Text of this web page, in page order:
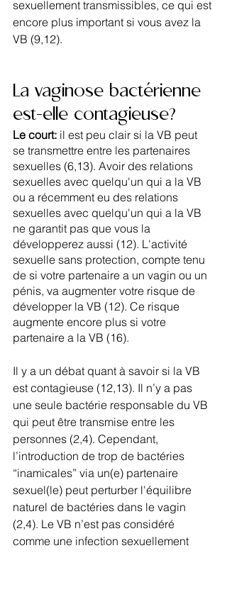
sexuellement transmissibles, ce qui est
encore plus important si vous avez la
VB (9,12).
La vaginose bactérienne
est-elle contagieuse?
Le court: il est peu clair si la VB peut
se transmettre entre les partenaires
sexuelles (6,13). Avoir des relations
sexuelles avec quelqu'un qui a la VB
ou a récemment eu des relations
sexuelles avec quelqu'un qui a la VB
ne garantit pas que vous la
développerez aussi (12). L'activité
sexuelle sans protection, compte tenu
de si votre partenaire a un vagin ou un
pénis, va augmenter votre risque de
développer la VB (12). Ce risque
augmente encore plus si votre
partenaire a la VB (16).
Il y a un débat quant à savoir si la VB
est contagieuse (12,13). Il n’y a pas
une seule bactérie responsable du VB
qui peut être transmise entre les
personnes (2,4). Cependant,
l’introduction de trop de bactéries
“inamicales” via un(e) partenaire
sexuel(le) peut perturber l'équilibre
naturel de bactéries dans le vagin
(2,4). Le VB n’est pas considéré
comme une infection sexuellement